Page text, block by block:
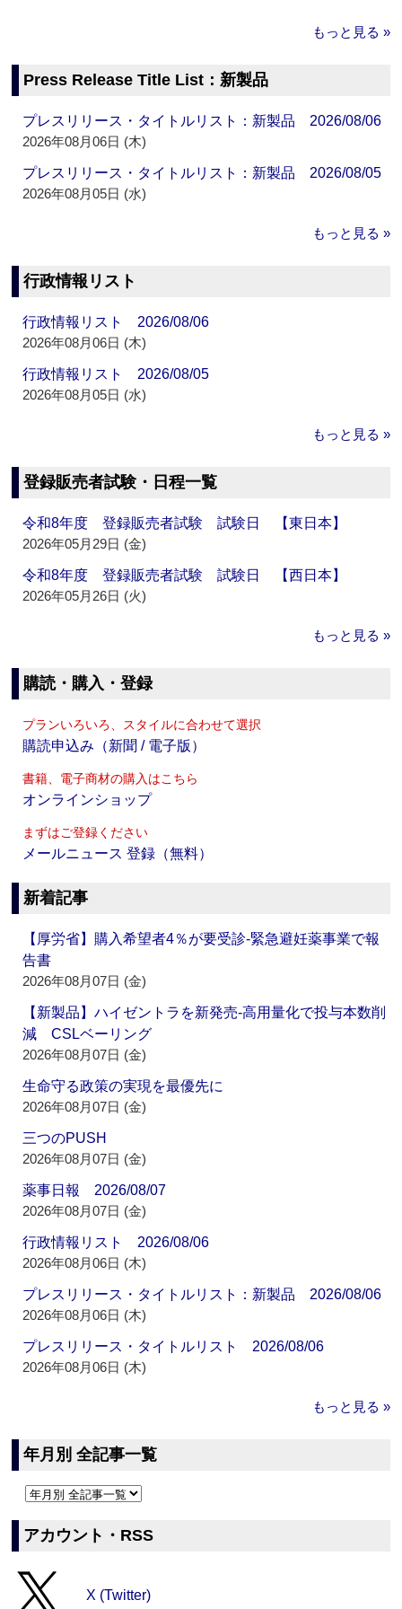
もっと見る »
Press Release Title List：新製品
プレスリリース・タイトルリスト：新製品 2026/08/06
2026年08月06日 (木)
プレスリリース・タイトルリスト：新製品 2026/08/05
2026年08月05日 (水)
もっと見る »
行政情報リスト
行政情報リスト 2026/08/06
2026年08月06日 (木)
行政情報リスト 2026/08/05
2026年08月05日 (水)
もっと見る »
登録販売者試験・日程一覧
令和8年度 登録販売者試験 試験日 【東日本】
2026年05月29日 (金)
令和8年度 登録販売者試験 試験日 【西日本】
2026年05月26日 (火)
もっと見る »
購読・購入・登録
プランいろいろ、スタイルに合わせて選択
購読申込み（新聞 / 電子版）
書籍、電子商材の購入はこちら
オンラインショップ
まずはご登録ください
メールニュース 登録（無料）
新着記事
【厚労省】購入希望者4％が要受診‐緊急避妊薬事業で報
告書
2026年08月07日 (金)
【新製品】ハイゼントラを新発売‐高用量化で投与本数削
減 CSLベーリング
2026年08月07日 (金)
生命守る政策の実現を最優先に
2026年08月07日 (金)
三つのPUSH
2026年08月07日 (金)
薬事日報 2026/08/07
2026年08月07日 (金)
行政情報リスト 2026/08/06
2026年08月06日 (木)
プレスリリース・タイトルリスト：新製品 2026/08/06
2026年08月06日 (木)
プレスリリース・タイトルリスト 2026/08/06
2026年08月06日 (木)
もっと見る »
年月別 全記事一覧
アカウント・RSS
X (Twitter)